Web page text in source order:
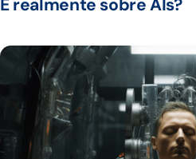
É realmente sobre AIs?